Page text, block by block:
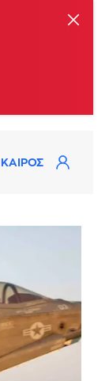
ΚΑΙΡΟΣ